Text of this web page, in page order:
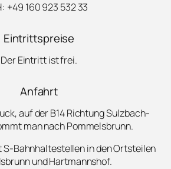
+49 160 923 532 33
Eintrittspreise
Der Eintritt ist frei.
Anfahrt
auf der B14 Richtung Sulzbach-
man nach Pommelsbrunn.
S-Bahnhaltestellen in den Ortsteilen
und Hartmannshof.